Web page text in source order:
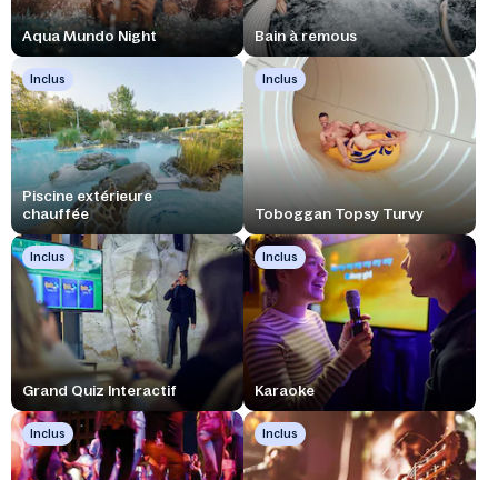
Aqua Mundo Night Bain à remous
Inclus
Piscine extérieure
chauffée
Inclus
Toboggan Topsy Turvy
Inclus
Grand Quiz Interactif
Inclus
Karaoke
Inclus Inclus